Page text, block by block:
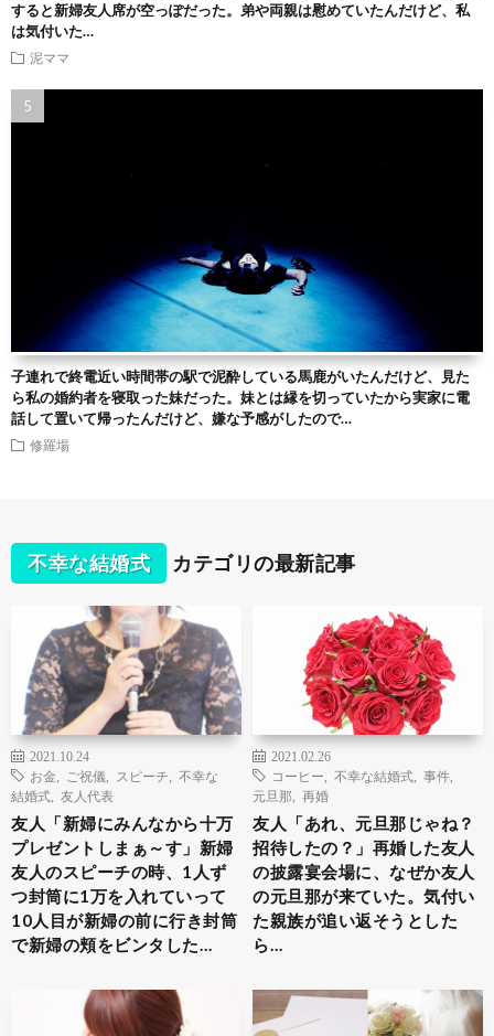
すると新婦友人席が空っぽだった。弟や両親は慰めていたんだけど、私
は気付いた…
泥ママ
子連れで終電近い時間帯の駅で泥酔している馬鹿がいたんだけど、見た
ら私の婚約者を寝取った妹だった。妹とは縁を切っていたから実家に電
話して置いて帰ったんだけど、嫌な予感がしたので…
修羅場
不幸な結婚式 カテゴリの最新記事
2021.10.24
お金
ご祝儀 スピーチ
不幸な
結婚式
友人代表
友人「新婦にみんなから十万
プレゼントしまぁ～す」新婦
友人のスピーチの時、1人ず
つ封筒に1万を入れていって
10人目が新婦の前に行き封筒
で新婦の頬をビンタした…
2021.02.26
コーヒー
不幸な結婚式 事件
元旦那
再婚
友人「あれ、元旦那じゃね？
招待したの？」再婚した友人
の披露宴会場に、なぜか友人
の元旦那が来ていた。気付い
た親族が追い返そうとした
ら…